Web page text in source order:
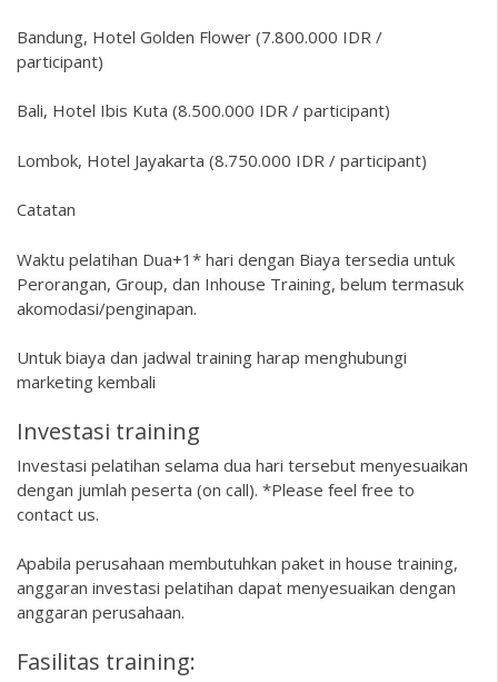
Bandung, Hotel Golden Flower (7.800.000 IDR /
participant)
Bali, Hotel Ibis Kuta (8.500.000 IDR / participant)
Lombok, Hotel Jayakarta (8.750.000 IDR / participant)
Catatan
Waktu pelatihan Dua+1* hari dengan Biaya tersedia untuk
Perorangan, Group, dan Inhouse Training, belum termasuk
akomodasi/penginapan.
Untuk biaya dan jadwal training harap menghubungi
marketing kembali
Investasi training
Investasi pelatihan selama dua hari tersebut menyesuaikan
dengan jumlah peserta (on call). *Please feel free to
contact us.
Apabila perusahaan membutuhkan paket in house training,
anggaran investasi pelatihan dapat menyesuaikan dengan
anggaran perusahaan.
Fasilitas training: